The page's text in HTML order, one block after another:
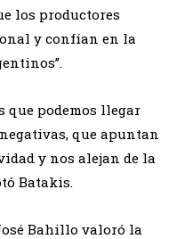
los productores
y confían en la
que podemos llegar
que apuntan
y nos alejan de la
Batakis.
Bahillo valoró la